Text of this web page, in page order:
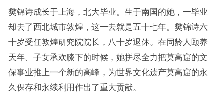
樊锦诗成长于上海，北大毕业。生于南国的她，一毕业
却去了西北城市敦煌，这一去就是五十七年。樊锦诗六
十岁受任敦煌研究院院长，八十岁退休。在同龄人颐养
天年、子女承欢膝下的时候，她拼尽全力把莫高窟的文
保事业推上一个新的高峰，为世界文化遗产莫高窟的永
久保存和永续利用作出了重大贡献。